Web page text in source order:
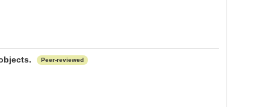
Peer-reviewed